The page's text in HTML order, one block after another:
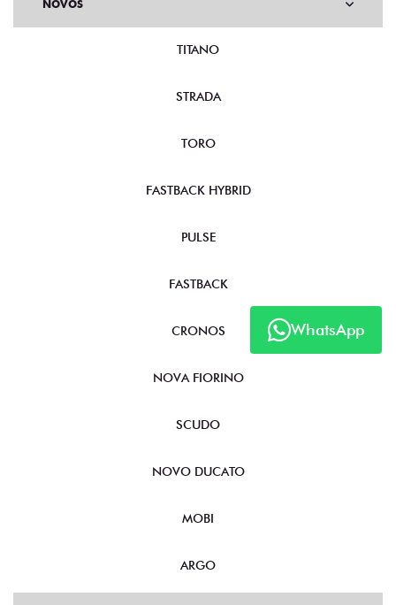
WhatsApp
NOVOS
TITANO
STRADA
TORO
FASTBACK HYBRID
PULSE
FASTBACK
CRONOS
NOVA FIORINO
SCUDO
NOVO DUCATO
MOBI
ARGO